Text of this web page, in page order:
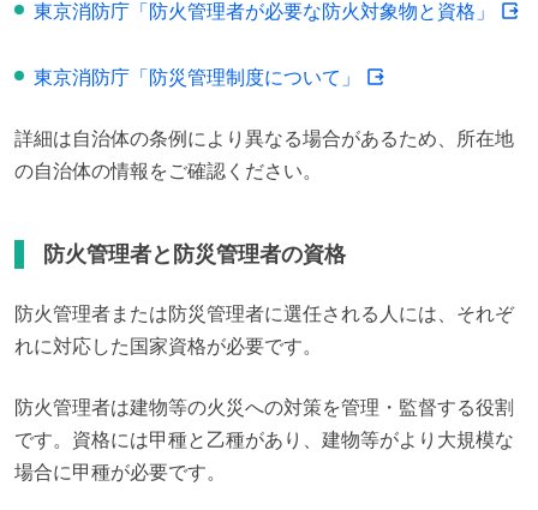
東京消防庁「防火管理者が必要な防火対象物と資格」
東京消防庁「防災管理制度について」
詳細は自治体の条例により異なる場合があるため、所在地
の自治体の情報をご確認ください。
防火管理者と防災管理者の資格
防火管理者または防災管理者に選任される人には、それぞ
れに対応した国家資格が必要です。
防火管理者は建物等の火災への対策を管理・監督する役割
です。資格には甲種と乙種があり、建物等がより大規模な
場合に甲種が必要です。